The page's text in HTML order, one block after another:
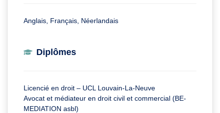
Anglais, Français, Néerlandais
Diplômes
Licencié en droit – UCL Louvain-La-Neuve
Avocat et médiateur en droit civil et commercial (BE-
MEDIATION asbl)